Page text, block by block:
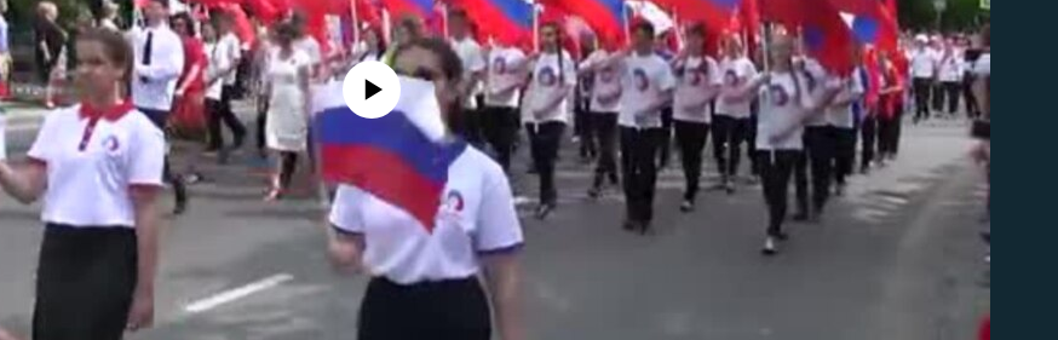
No media source currently available